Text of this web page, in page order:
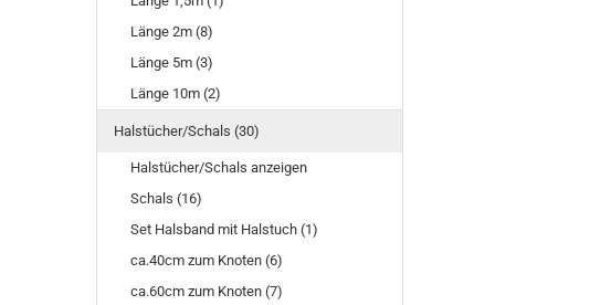
Länge 2m (8)
Länge 5m (3)
Länge 10m (2)
Halstücher/Schals (30)
Halstücher/Schals anzeigen
Schals (16)
Set Halsband mit Halstuch (1)
ca.40cm zum Knoten (6)
ca.60cm zum Knoten (7)